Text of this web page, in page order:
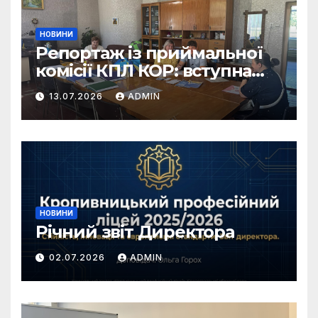
НОВИНИ
Репортаж із приймальної
комісії КПЛ КОР: вступна
кампанія 2026 у самому
розпалі!
13.07.2026 ADMIN
НОВИНИ
Річний звіт Директора
02.07.2026 ADMIN